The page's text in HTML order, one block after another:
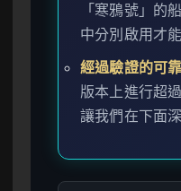
「寒鴉號」的
中分別啟用才
經過驗證的可
版本上進行超
讓我們在下面